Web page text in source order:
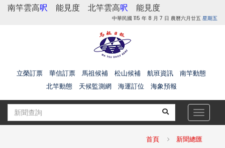
南竿雲高呎 能見度 北竿雲高呎 能見度
中華民國 115 年 8 月 7 日 農曆六月廿五 星期五
立榮訂票 華信訂票 馬祖候補 松山候補 航班資訊
南竿動態
北竿動態
天候監測網 海運訂位 海象預報
Toggle
首頁 新聞總匯